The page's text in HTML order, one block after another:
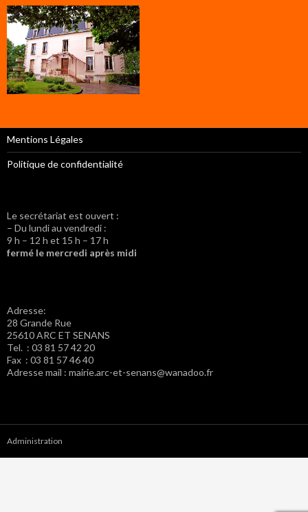
Mentions Légales
Politique de confidentialité
Le secrétariat est ouvert :
– Du lundi au vendredi :
9 h – 12 h et 15 h – 17 h
fermé le mercredi après midi
Adresse:
28 Grande Rue
25610 ARC ET SENANS
Tel. : 03 81 57 42 20
Fax : 03 81 57 46 40
Adresse mail : mairie.arc-et-senans@wanadoo.fr
Administration